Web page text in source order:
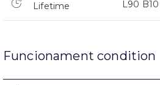
Lifetime L90
Funcionament condition